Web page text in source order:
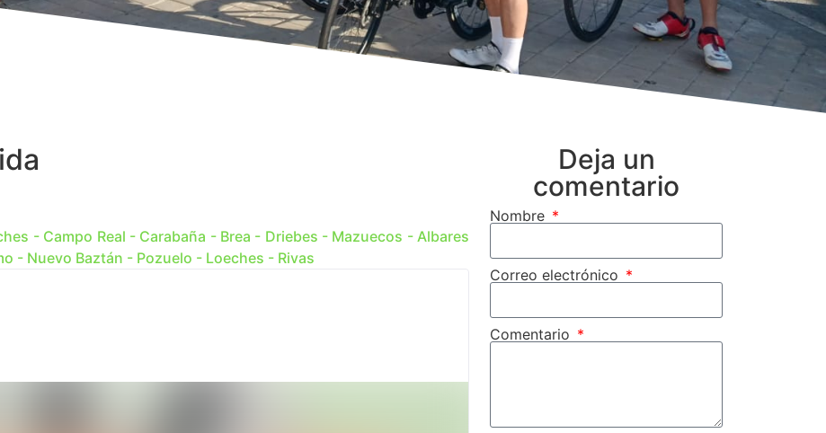
- Campo Real - Carabaña - Brea - Driebes - Mazuecos - Albares
- Nuevo Baztán - Pozuelo - Loeches - Rivas
Deja un
comentario
Nombre
Correo electrónico
Comentario